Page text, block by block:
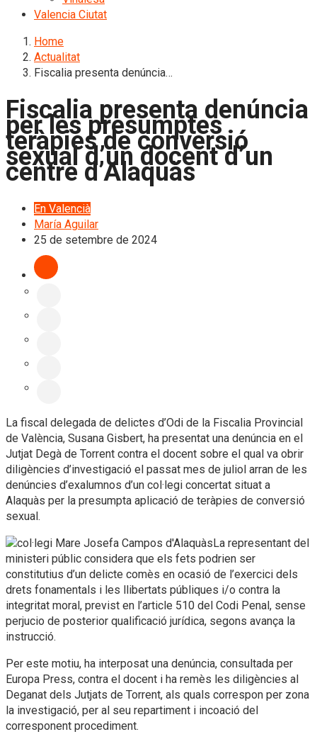
Valencia Ciutat
Home
Actualitat
Fiscalia presenta denúncia…
Fiscalia presenta denúncia
per les presumptes
teràpies de conversió
sexual d’un docent d’un
centre d’Alaquàs
En Valencià
María Aguilar
25 de setembre de 2024
La fiscal delegada de delictes d’Odi de la Fiscalia Provincial
de València, Susana Gisbert, ha presentat una denúncia en el
Jutjat Degà de Torrent contra el docent sobre el qual va obrir
diligències d’investigació el passat mes de juliol arran de les
denúncies d’exalumnos d’un col·legi concertat situat a
Alaquàs per la presumpta aplicació de teràpies de conversió
sexual.
La representant del
ministeri públic considera que els fets podrien ser
constitutius d’un delicte comès en ocasió de l’exercici dels
drets fonamentals i les llibertats públiques i/o contra la
integritat moral, previst en l’article 510 del Codi Penal, sense
perjucio de posterior qualificació jurídica, segons avança la
instrucció.
Per este motiu, ha interposat una denúncia, consultada per
Europa Press, contra el docent i ha remès les diligències al
Deganat dels Jutjats de Torrent, als quals correspon per zona
la investigació, per al seu repartiment i incoació del
corresponent procediment.